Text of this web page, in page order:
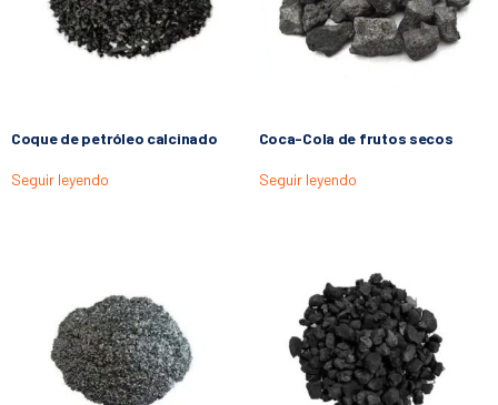
Coque de petróleo calcinado
Seguir leyendo
Coca-Cola de frutos secos
Seguir leyendo